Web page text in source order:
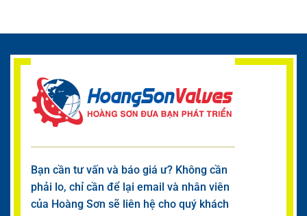
Bạn cần tư vấn và báo giá ư? Không cần
phải lo, chỉ cần để lại email và nhân viên
của Hoàng Sơn sẽ liên hệ cho quý khách